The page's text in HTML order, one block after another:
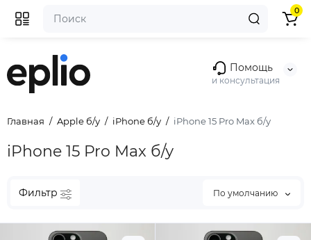
Помощь
и консультация
0
Главная Apple б/у iPhone б/у iPhone 15 Pro Max б/у
iPhone 15 Pro Max б/у
Фильтр По умолчанию